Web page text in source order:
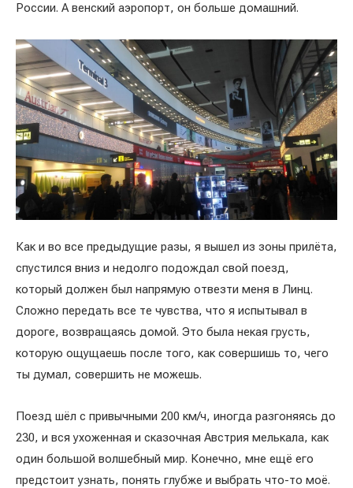
России. А венский аэропорт, он больше домашний.
Как и во все предыдущие разы, я вышел из зоны прилёта,
спустился вниз и недолго подождал свой поезд,
который должен был напрямую отвезти меня в Линц.
Сложно передать все те чувства, что я испытывал в
дороге, возвращаясь домой. Это была некая грусть,
которую ощущаешь после того, как совершишь то, чего
ты думал, совершить не можешь.
Поезд шёл с привычными 200 км/ч, иногда разгоняясь до
230, и вся ухоженная и сказочная Австрия мелькала, как
один большой волшебный мир. Конечно, мне ещё его
предстоит узнать, понять глубже и выбрать что-то моё.